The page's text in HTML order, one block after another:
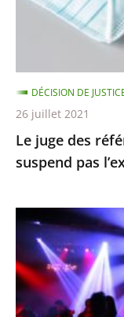
d’État
pas
l’extension
du
passe
sanitaire
Le juge des
suspend pas
DÉCISION DE
26 juillet 2021
La
fermeture
des
discothèques
est